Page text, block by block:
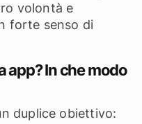
volontà e
forte senso di
app? In che modo
duplice obiettivo: